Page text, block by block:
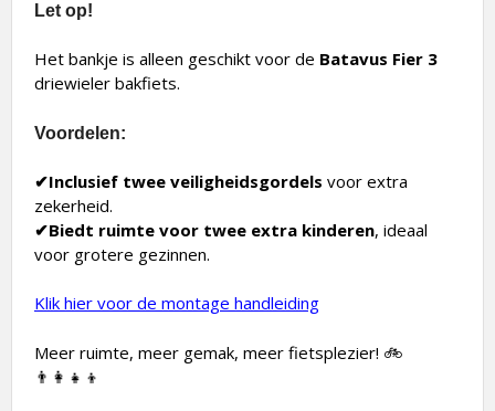
Let op!
Het bankje is alleen geschikt voor de Batavus Fier 3
driewieler bakfiets.
Voordelen:
✔Inclusief twee veiligheidsgordels voor extra
zekerheid.
✔Biedt ruimte voor twee extra kinderen, ideaal
voor grotere gezinnen.
Klik hier voor de montage handleiding
Meer ruimte, meer gemak, meer fietsplezier! 🚲
👨‍👩‍👧‍👦